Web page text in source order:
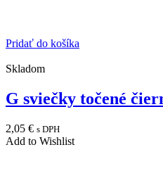
Pridať do košíka
Skladom
G sviečky točené
2,05 € s DPH
Add to Wishlist